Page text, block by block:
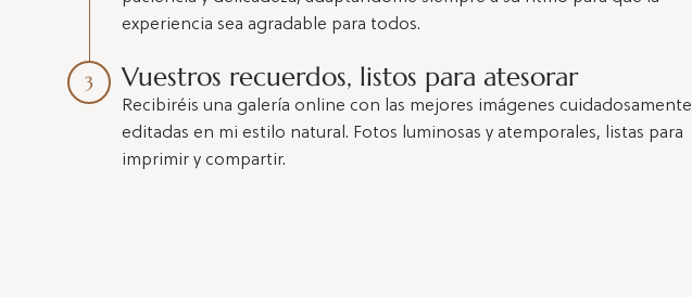
experiencia sea agradable para todos.
3 Vuestros recuerdos, listos para atesorar
Recibiréis una galería online con las mejores imágenes cuidadosamente
editadas en mi estilo natural. Fotos luminosas y atemporales, listas para
imprimir y compartir.